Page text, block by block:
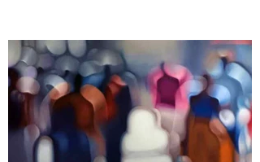
50 € para os restantes; Aumento do
subsídio de refeição para os 5,50€;
Crédito de horas sindicais para
delegadas/os alargado para as 8 horas
mensais. Este acordo produz efeitos
retroativos a janeiro de 2026, embora ai